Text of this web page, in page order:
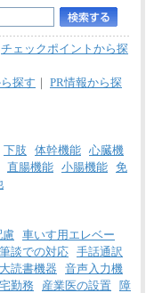
チェックポイントから探
探す ｜ PR情報から探
下肢 体幹機能 心臓機
直腸機能 小腸機能 免
慮 車いす用エレベー
筆談での対応 手話通訳
読書機器
音声入力機
勤務 産業医の設置
障